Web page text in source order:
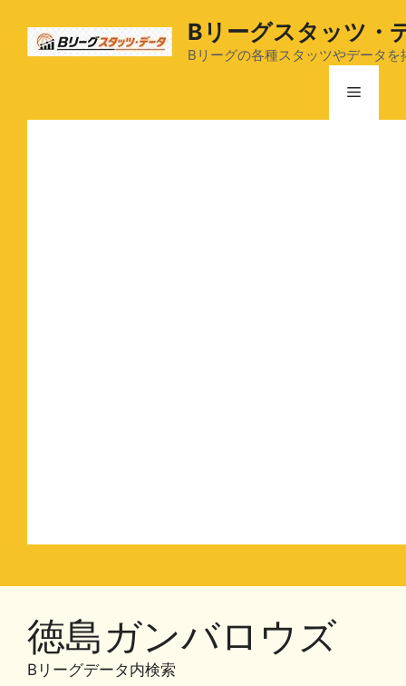
Bリーグスタッツ・
Bリーグの各種スタッツやデータを
メ
徳島ガンバロウズ
Bリーグデータ内検索